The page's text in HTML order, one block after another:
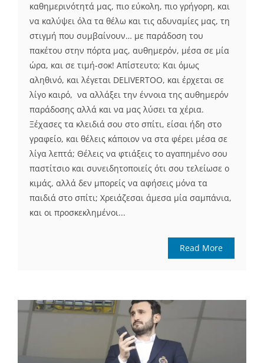
καθημερινότητά μας, πιο εύκολη, πιο γρήγορη, και
να καλύψει όλα τα θέλω και τις αδυναμίες μας, τη
στιγμή που συμβαίνουν… με παράδοση του
πακέτου στην πόρτα μας, αυθημερόν, μέσα σε μία
ώρα, και σε τιμή-σοκ! Απίστευτο; Και όμως
αληθινό, και λέγεται DELIVERTOO, και έρχεται σε
λίγο καιρό, να αλλάξει την έννοια της αυθημερόν
παράδοσης αλλά και να μας λύσει τα χέρια.
Ξέχασες τα κλειδιά σου στο σπίτι, είσαι ήδη στο
γραφείο, και θέλεις κάποιον να στα φέρει μέσα σε
λίγα λεπτά; Θέλεις να φτιάξεις το αγαπημένο σου
παστίτσιο και συνειδητοποιείς ότι σου τελείωσε ο
κιμάς, αλλά δεν μπορείς να αφήσεις μόνα τα
παιδιά στο σπίτι; Χρειάζεσαι άμεσα μία σαμπάνια,
και οι προσκεκλημένοι...
Read More